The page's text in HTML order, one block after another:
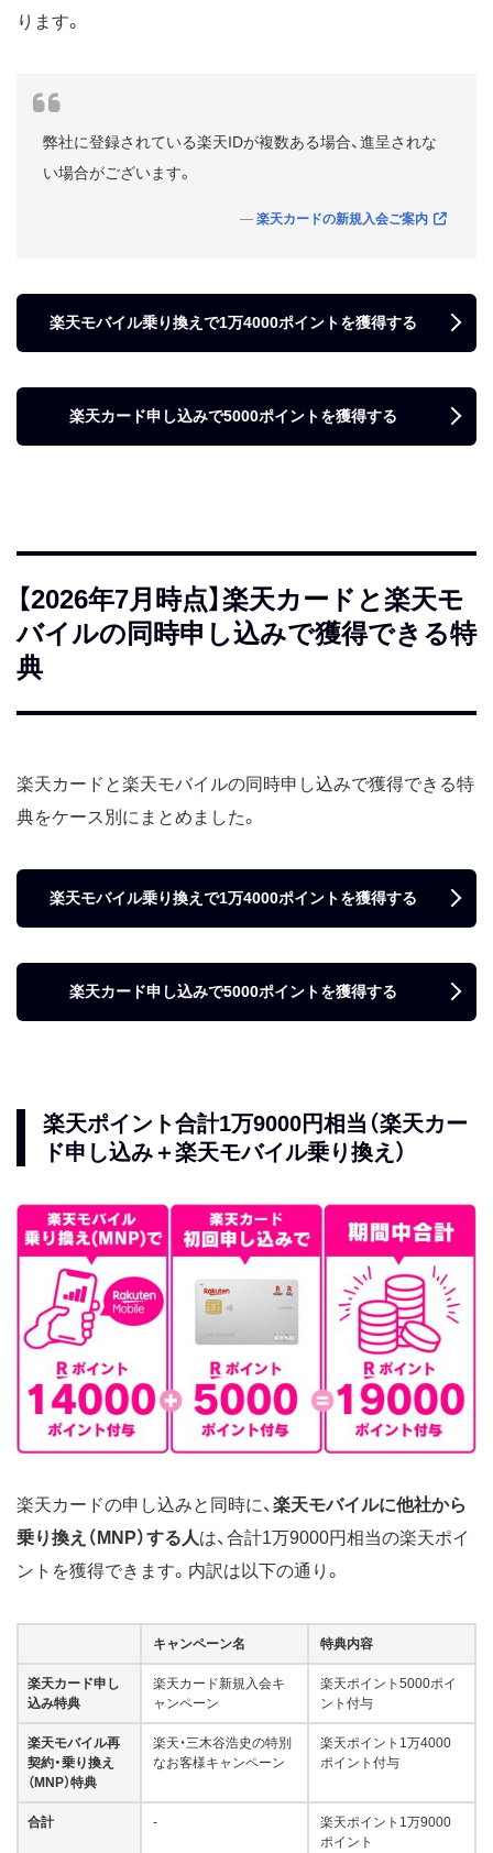
ります。
弊社に登録されている楽天IDが複数ある場合、進呈されな
い場合がございます。
楽天カードの新規入会ご案内
楽天モバイル乗り換えで1万4000ポイントを獲得する
楽天カード申し込みで5000ポイントを獲得する
【2026年7月時点】楽天カードと楽天モ
バイルの同時申し込みで獲得できる特
典
楽天カードと楽天モバイルの同時申し込みで獲得できる特
典をケース別にまとめました。
楽天モバイル乗り換えで1万4000ポイントを獲得する
楽天カード申し込みで5000ポイントを獲得する
楽天ポイント合計1万9000円相当（楽天カー
ド申し込み＋楽天モバイル乗り換え）
楽天カードの申し込みと同時に、 楽天モバイルに他社から
乗り換え（MNP）する人は、合計1万9000円相当の楽天ポイ
ントを獲得できます。内訳は以下の通り。
キャンペーン名 特典内容
楽天カード申し
込み特典
楽天カード新規入会キ
ャンペーン
楽天ポイント5000ポイ
ント付与
楽天モバイル再
契約・乗り換え
（MNP）特典
楽天・三木谷浩史の特別
なお客様キャンペーン
楽天ポイント1万4000
ポイント付与
合計 -
楽天ポイント1万9000
ポイント